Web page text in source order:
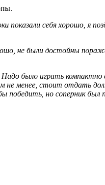
показали себя хорошо,
не были достойны
было играть
не менее, стоит отдать
победить, но соперник был